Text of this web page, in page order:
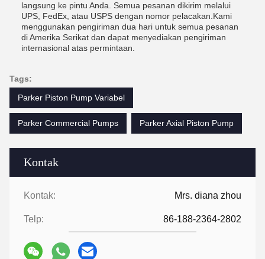
Kontak
Kontak: Mrs. diana zhou
Telp: 86-188-2364-2802
langsung ke pintu Anda. Semua pesanan dikirim melalui
UPS, FedEx, atau USPS dengan nomor pelacakan.Kami
menggunakan pengiriman dua hari untuk semua pesanan
di Amerika Serikat dan dapat menyediakan pengiriman
internasional atas permintaan.
Tags:
Parker Piston Pump Variabel
Parker Commercial Pumps Parker Axial Piston Pump